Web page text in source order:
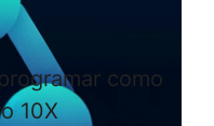
como
10X